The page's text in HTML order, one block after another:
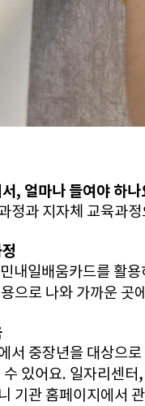
, 얼마나 들여야 하나
정과 지자체 교육과
내일배움카드를 활
으로 나와 가까운 곳
서 중장년을 대상으
수 있어요. 일자리센
기관 홈페이지에서